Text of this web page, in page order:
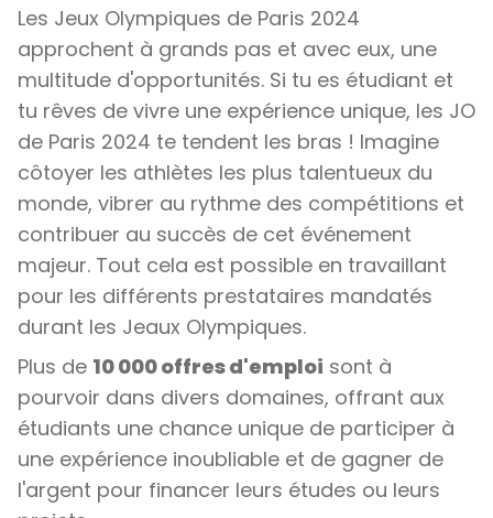
Les Jeux Olympiques de Paris 2024
approchent à grands pas et avec eux, une
multitude d'opportunités. Si tu es étudiant et
tu rêves de vivre une expérience unique, les JO
de Paris 2024 te tendent les bras ! Imagine
côtoyer les athlètes les plus talentueux du
monde, vibrer au rythme des compétitions et
contribuer au succès de cet événement
majeur. Tout cela est possible en travaillant
pour les différents prestataires mandatés
durant les Jeaux Olympiques.
Plus de 10 000 offres d'emploi sont à
pourvoir dans divers domaines, offrant aux
étudiants une chance unique de participer à
une expérience inoubliable et de gagner de
l'argent pour financer leurs études ou leurs